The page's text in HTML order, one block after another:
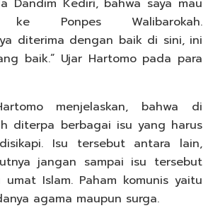
Dandim Kediri, bahwa saya mau
ke Ponpes Walibarokah.
diterima dengan baik di sini, ini
baik.” Ujar Hartomo pada para
menjelaskan, bahwa di
diterpa berbagai isu yang harus
Isu tersebut antara lain,
jangan sampai isu tersebut
Islam. Paham komunis yaitu
agama maupun surga.